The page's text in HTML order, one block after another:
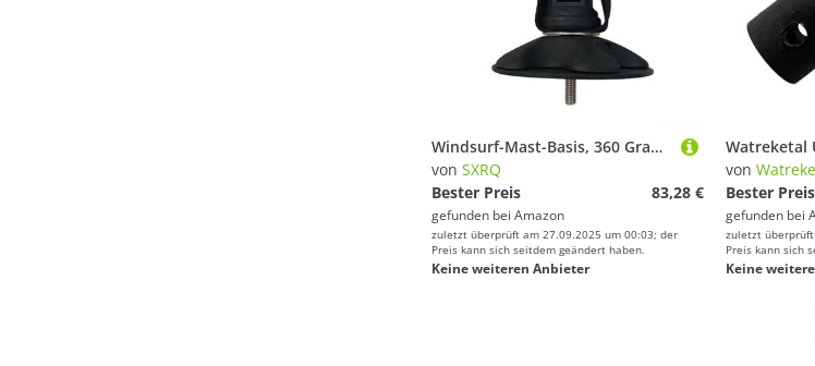
Windsurf-Mast-Basis, 360 Grad Universal, Surfen, Sehnengelenk, Fußplatte, Segel, für Outdoor-Sportarten, Sehnengelenk, Fußbasis
von SXRQ
Bester Preis
83,28 €
gefunden bei Amazon
zuletzt überprüft am 27.09.2025 um 00:03; der
Preis kann sich seitdem geändert haben.
Keine weiteren Anbieter
von
Bester Preis
gefunden bei
zuletzt
Preis kann sich
Keine